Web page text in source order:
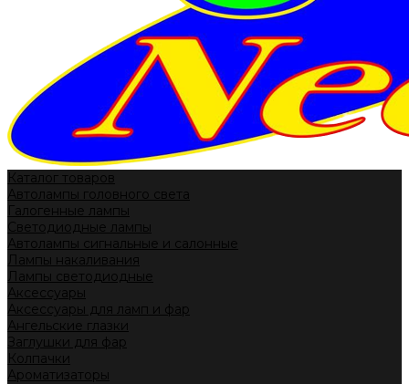
Каталог товаров
Автолампы головного света
Галогенные лампы
Светодиодные лампы
Автолампы сигнальные и салонные
Лампы накаливания
Лампы светодиодные
Аксессуары
Аксессуары для ламп и фар
Ангельские глазки
Заглушки для фар
Колпачки
Ароматизаторы